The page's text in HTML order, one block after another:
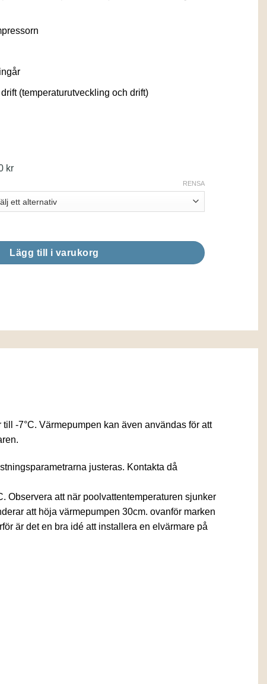
(temperaturutveckling och drift)
krPrisintervall:
RENSA
mängd
Lägg till i varukorg
-7°C. Värmepumpen kan även användas för att
justeras. Kontakta då
Observera att när poolvattentemperaturen sjunker
att höja värmepumpen 30cm. ovanför marken
är det en bra idé att installera en elvärmare på